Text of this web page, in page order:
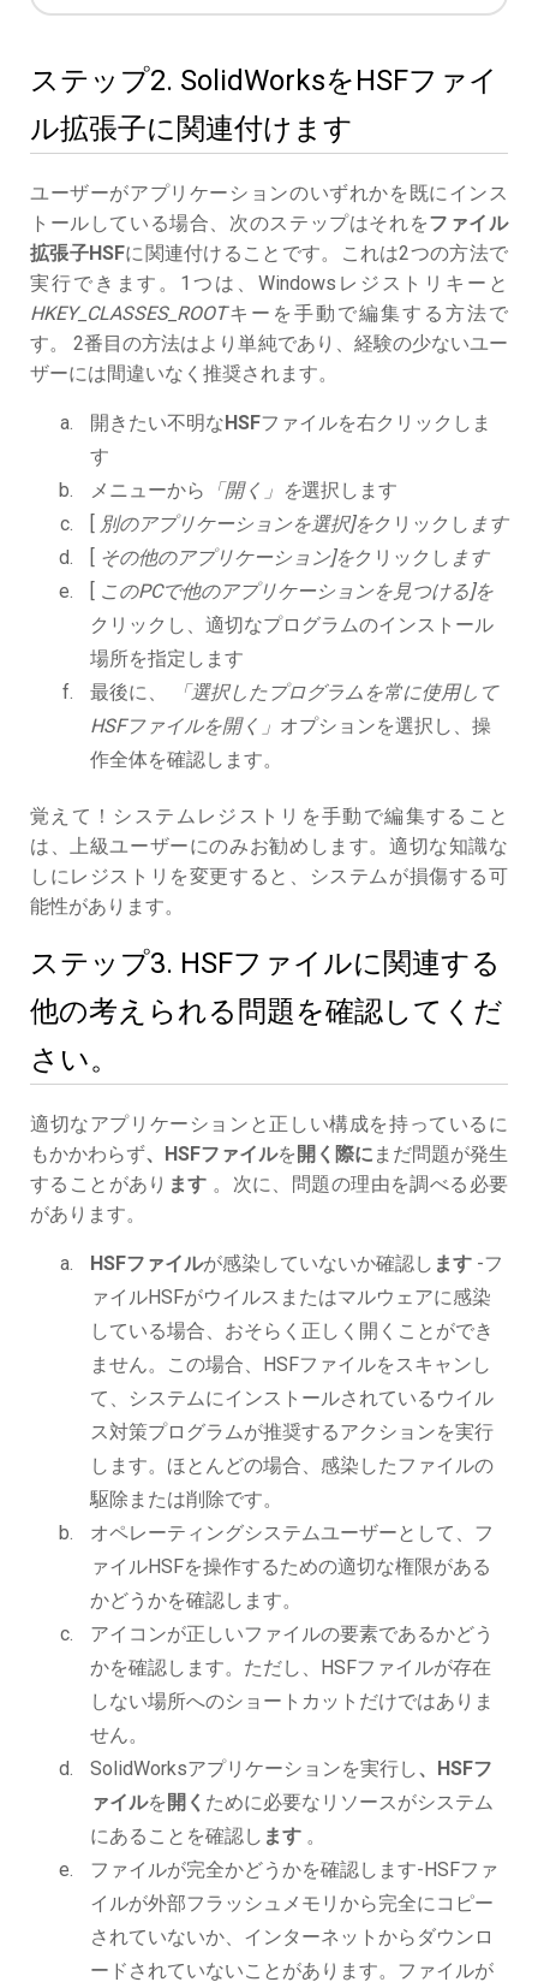
ステップ2. SolidWorksをHSFファイ
ル拡張子に関連付けます
ユーザーがアプリケーションのいずれかを既にインス
トールしている場合、次のステップはそれをファイル
拡張子HSFに関連付けることです。これは2つの方法で
実行できます。1つは、Windowsレジストリキーと
HKEY_CLASSES_ROOTキーを手動で編集する方法で
す。 2番目の方法はより単純であり、経験の少ないユー
ザーには間違いなく推奨されます。
開きたい不明なHSFファイルを右クリックしま
す
メニューから
「開く」を選択します
[ 別のアプリケーションを選択]をクリックし ます
[ その他のアプリケーション]をクリックし ます
[ このPCで他のアプリケーションを見つける]を
クリックし、適切なプログラムのインストール
場所を指定します
最後に、
「選択したプログラムを常に使用して
HSFファイルを開く」 オプションを選択し、操
作全体を確認します。
覚えて！システムレジストリを手動で編集すること
は、上級ユーザーにのみお勧めします。適切な知識な
しにレジストリを変更すると、システムが損傷する可
能性があります。
ステップ3. HSFファイルに関連する
他の考えられる問題を確認してくだ
さい。
適切なアプリケーションと正しい構成を持っているに
もかかわらず、HSFファイルを 開く際に まだ問題が発生
することがあり ます 。次に、問題の理由を調べる必要
があります。
HSFファイルが感染していないか確認し ます -フ
ァイルHSFがウイルスまたはマルウェアに感染
している場合、おそらく正しく開くことができ
ません。この場合、HSFファイルをスキャンし
て、システムにインストールされているウイル
ス対策プログラムが推奨するアクションを実行
します。ほとんどの場合、感染したファイルの
駆除または削除です。
オペレーティングシステムユーザーとして、フ
ァイルHSFを操作するための適切な権限がある
かどうかを確認します。
アイコンが正しいファイルの要素であるかどう
かを確認します。ただし、HSFファイルが存在
しない場所へのショートカットだけではありま
せん。
SolidWorksアプリケーションを実行し、HSFフ
ァイルを 開く ために必要なリソースがシステム
にあることを確認し ます 。
ファイルが完全かどうかを確認します-HSFファ
イルが外部フラッシュメモリから完全にコピー
されていないか、インターネットからダウンロ
ードされていないことがあります。ファイルが